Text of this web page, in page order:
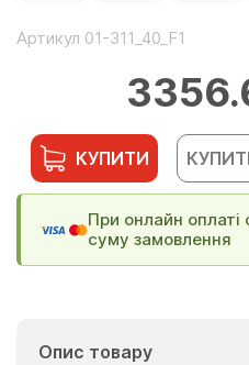
Артикул 01-311_40_F1
КУПИТИ
При онлайн оплаті
суму замовлення
Опис товару